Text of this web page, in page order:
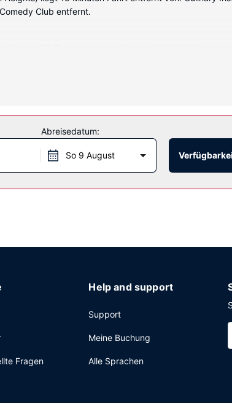
Club entfernt.
vorhanden, die über kostenlose Toilettenartikel
eine rund um die Uhr besetzte Rezeption und
Abreisedatum:
So 9 August
Fragen
Help and support
Support
Meine Buchung
Alle Sprachen